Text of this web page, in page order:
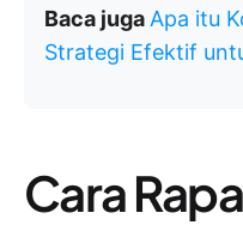
Baca jugaApa itu
Strategi Efektif
Cara